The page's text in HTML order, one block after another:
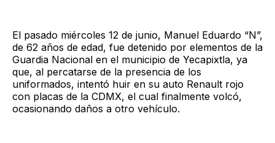
El pasado miércoles 12 de junio, Manuel Eduardo “N”,
de 62 años de edad, fue detenido por elementos de la
Guardia Nacional en el municipio de Yecapixtla, ya
que, al percatarse de la presencia de los
uniformados, intentó huir en su auto Renault rojo
con placas de la CDMX, el cual finalmente volcó,
ocasionando daños a otro vehículo.